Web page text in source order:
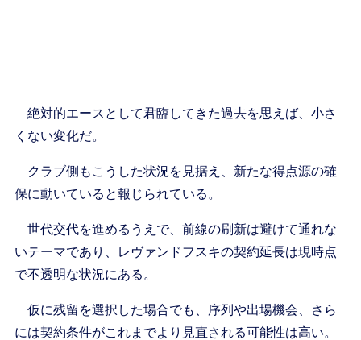
絶対的エースとして君臨してきた過去を思えば、小さ
くない変化だ。
クラブ側もこうした状況を見据え、新たな得点源の確
保に動いていると報じられている。
世代交代を進めるうえで、前線の刷新は避けて通れな
いテーマであり、レヴァンドフスキの契約延長は現時点
で不透明な状況にある。
仮に残留を選択した場合でも、序列や出場機会、さら
には契約条件がこれまでより見直される可能性は高い。